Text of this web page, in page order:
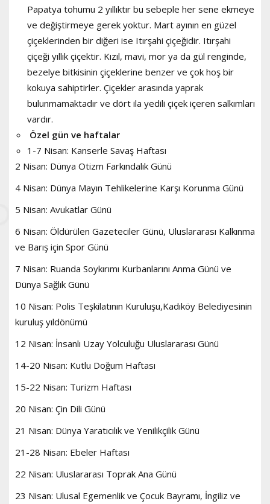
Papatya tohumu 2 yıllıktır bu sebeple her sene ekmeye
ve değiştirmeye gerek yoktur. Mart ayının en güzel
çiçeklerinden bir diğeri ise Itırşahi çiçeğidir. Itırşahi
çiçeği yıllık çiçektir. Kızıl, mavi, mor ya da gül renginde,
bezelye bitkisinin çiçeklerine benzer ve çok hoş bir
kokuya sahiptirler. Çiçekler arasında yaprak
bulunmamaktadır ve dört ila yedili çiçek içeren salkımları
vardır.
Özel gün ve haftalar
1-7 Nisan: Kanserle Savaş Haftası
2 Nisan: Dünya Otizm Farkındalık Günü
4 Nisan: Dünya Mayın Tehlikelerine Karşı Korunma Günü
5 Nisan: Avukatlar Günü
6 Nisan: Öldürülen Gazeteciler Günü, Uluslararası Kalkınma
ve Barış için Spor Günü
7 Nisan: Ruanda Soykırımı Kurbanlarını Anma Günü ve
Dünya Sağlık Günü
10 Nisan: Polis Teşkilatının Kuruluşu,Kadıköy Belediyesinin
kuruluş yıldönümü
12 Nisan: İnsanlı Uzay Yolculuğu Uluslararası Günü
14-20 Nisan: Kutlu Doğum Haftası
15-22 Nisan: Turizm Haftası
20 Nisan: Çin Dili Günü
21 Nisan: Dünya Yaratıcılık ve Yenilikçilik Günü
21-28 Nisan: Ebeler Haftası
22 Nisan: Uluslararası Toprak Ana Günü
23 Nisan: Ulusal Egemenlik ve Çocuk Bayramı, İngiliz ve